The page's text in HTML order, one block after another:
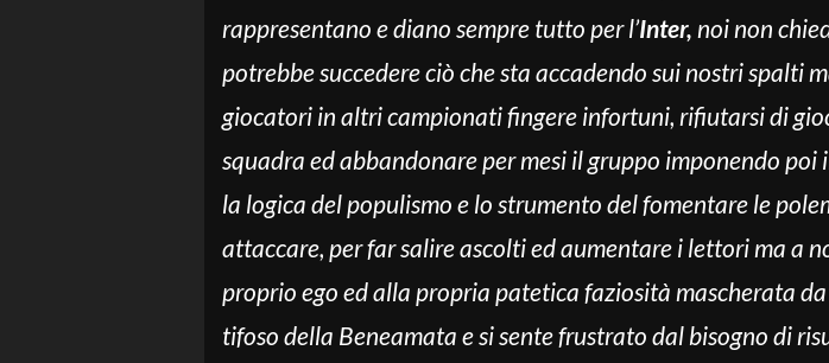
rappresentano e diano sempre tutto per l’Inter, noi non
potrebbe succedere ciò che sta accadendo sui nostri spalti
giocatori in altri campionati fingere infortuni, rifiutarsi di
squadra ed abbandonare per mesi il gruppo imponendo
la logica del populismo e lo strumento del fomentare le
attaccare, per far salire ascolti ed aumentare i lettori ma a
proprio ego ed alla propria patetica faziosità mascherata
tifoso della Beneamata e si sente frustrato dal bisogno di